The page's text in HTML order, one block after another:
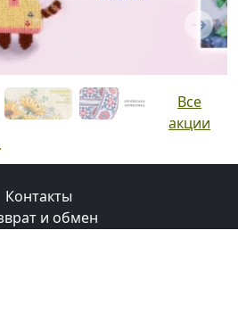
Next
Все
акции
Контакты
и обмен